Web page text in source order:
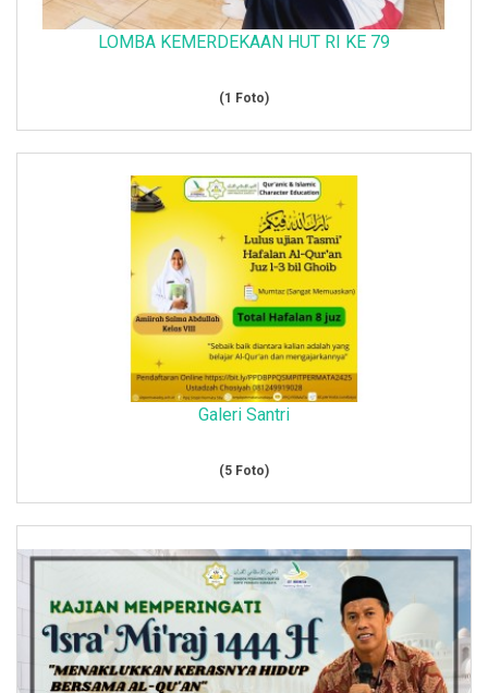
LOMBA KEMERDEKAAN HUT RI KE 79
(1 Foto)
Galeri Santri
(5 Foto)